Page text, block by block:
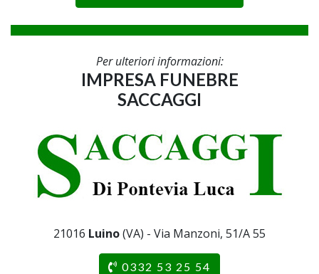
Per ulteriori informazioni:
IMPRESA FUNEBRE
SACCAGGI
21016 Luino(VA) - Via Manzoni, 51/A 55
0332 53 25 54